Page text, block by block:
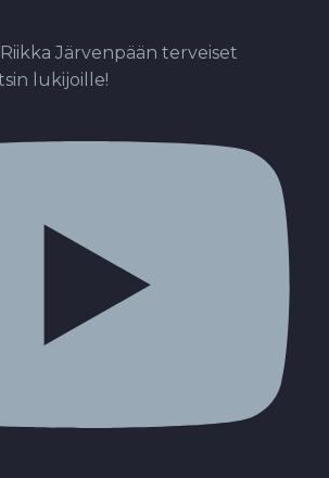
Järvenpään terveiset
lukijoille!